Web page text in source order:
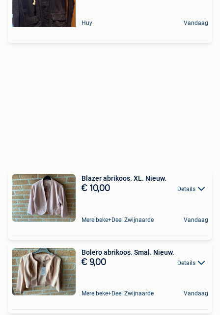
Huy Vandaag
Blazer abrikoos. XL. Nieuw.
€ 10,00 Details
Merelbeke+Deel Zwijnaarde Vandaag
Bolero abrikoos. Smal. Nieuw.
€ 9,00 Details
Merelbeke+Deel Zwijnaarde Vandaag